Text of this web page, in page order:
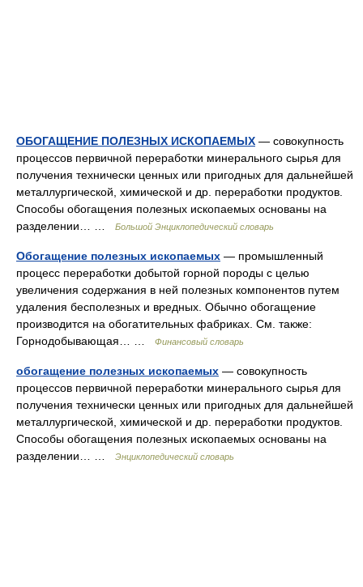
ОБОГАЩЕНИЕ ПОЛЕЗНЫХ ИСКОПАЕМЫХ — совокупность
процессов первичной переработки минерального сырья для
получения технически ценных или пригодных для дальнейшей
металлургической, химической и др. переработки продуктов.
Способы обогащения полезных ископаемых основаны на
разделении… …
Большой Энциклопедический словарь
Обогащение полезных ископаемых — промышленный
процесс переработки добытой горной породы с целью
увеличения содержания в ней полезных компонентов путем
удаления бесполезных и вредных. Обычно обогащение
производится на обогатительных фабриках. См. также:
Горнодобывающая… …
Финансовый словарь
обогащение полезных ископаемых — совокупность
процессов первичной переработки минерального сырья для
получения технически ценных или пригодных для дальнейшей
металлургической, химической и др. переработки продуктов.
Способы обогащения полезных ископаемых основаны на
разделении… …
Энциклопедический словарь